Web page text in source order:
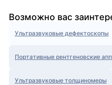
Возможно вас
Ультразвуковые дефектоскопы
Портативные рентгеновские
Ультразвуковые толщиномеры